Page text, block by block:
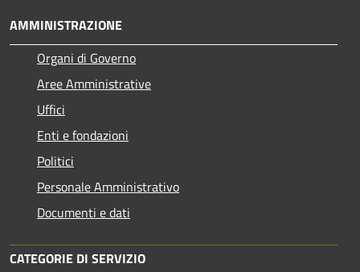
AMMINISTRAZIONE
Organi di Governo
Aree Amministrative
Uffici
Enti e fondazioni
Politici
Personale Amministrativo
Documenti e dati
CATEGORIE DI SERVIZIO